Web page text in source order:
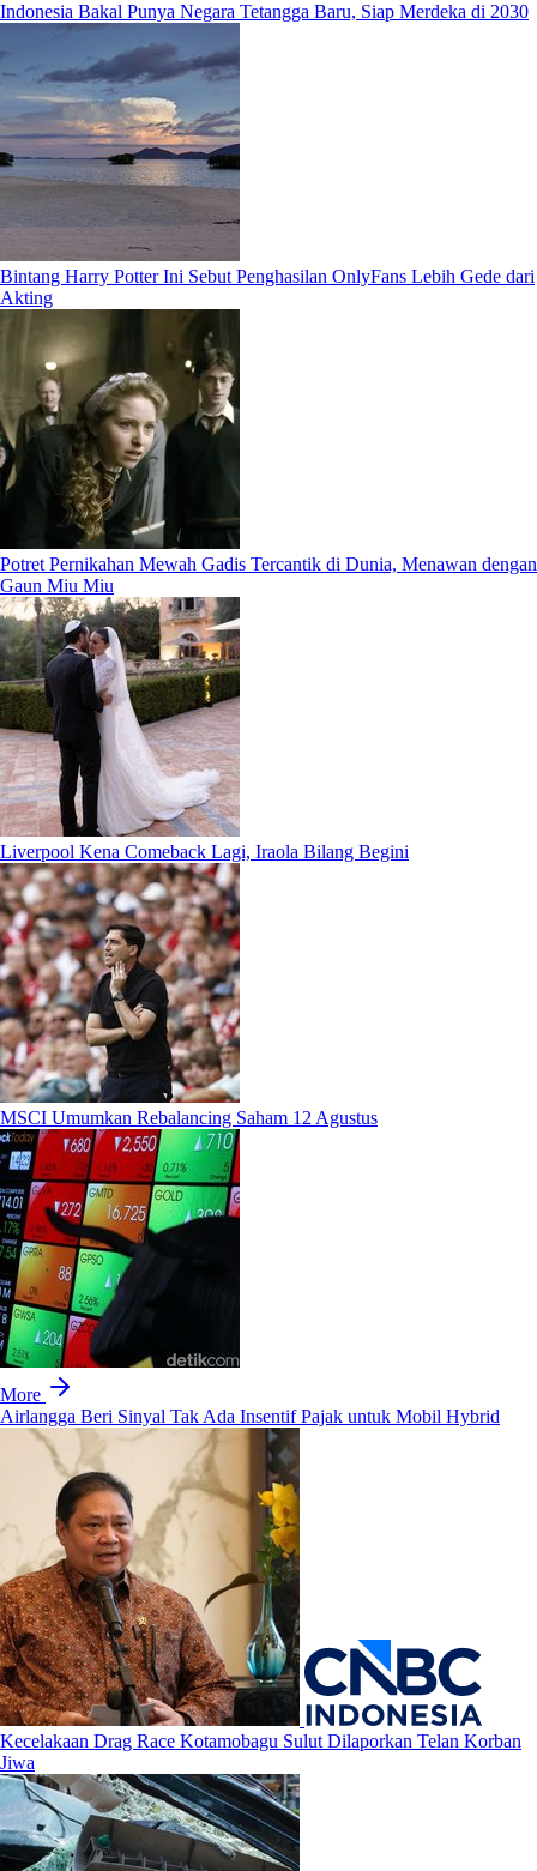
Indonesia Bakal Punya Negara Tetangga Baru, Siap Merdeka di 2030
Bintang Harry Potter Ini Sebut Penghasilan OnlyFans Lebih Gede dari
Akting
Potret Pernikahan Mewah Gadis Tercantik di Dunia, Menawan dengan
Gaun Miu Miu
Liverpool Kena Comeback Lagi, Iraola Bilang Begini
MSCI Umumkan Rebalancing Saham 12 Agustus
More
Airlangga Beri Sinyal Tak Ada Insentif Pajak untuk Mobil Hybrid
Kecelakaan Drag Race Kotamobagu Sulut Dilaporkan Telan Korban
Jiwa